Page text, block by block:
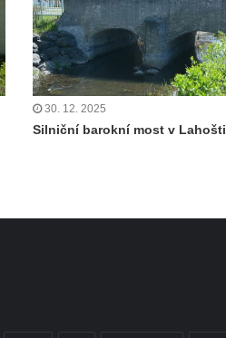
30. 12. 2025
Silniční barokní most v Lahošti